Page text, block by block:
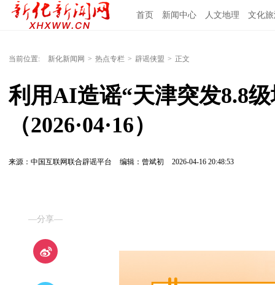
首页 新闻中心 人文地理 文化
当前位置: 新化新闻网 > 热点专栏 > 辟谣侠盟 > 正文
利用AI造谣“天津突发8.8
（2026·04·16）
来源：中国互联网联合辟谣平台 编辑：曾斌初 2026-04-16 20:48:53
—分享—